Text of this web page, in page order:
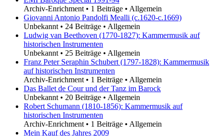
Archiv-Enrichment • 1 Beiträge • Allgemein
Giovanni Antonio Pandolfi Mealli (c.1620-c.1669)
Unbekannt • 24 Beiträge • Allgemein
Ludwig van Beethoven (1770-1827): Kammermusik auf
historischen Instrumenten
Unbekannt • 25 Beiträge • Allgemein
Franz Peter Seraphin Schubert (1797-1828): Kammermusik
auf historischen Instrumenten
Archiv-Enrichment • 1 Beiträge • Allgemein
Das Ballet de Cour und der Tanz im Barock
Unbekannt • 20 Beiträge • Allgemein
Robert Schumann (1810-1856): Kammermusik auf
historischen Instrumenten
Archiv-Enrichment • 1 Beiträge • Allgemein
Mein Kauf des Jahres 2009